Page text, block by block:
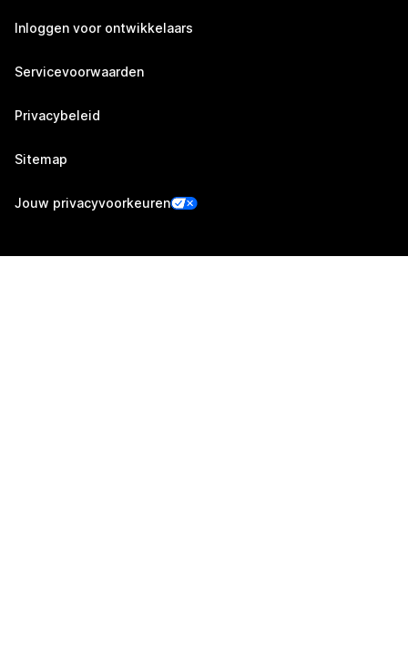
Inloggen voor ontwikkelaars
Servicevoorwaarden
Privacybeleid
Sitemap
Jouw privacyvoorkeuren